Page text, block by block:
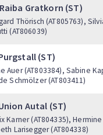
Gratkorn (ST)
Thörisch (AT805763),
(AT806039)
(ST)
Auer (AT803384), Sabine
Schmölzer (AT803411)
Autal (ST)
Karner (AT804335),
Larisegger (AT804338)